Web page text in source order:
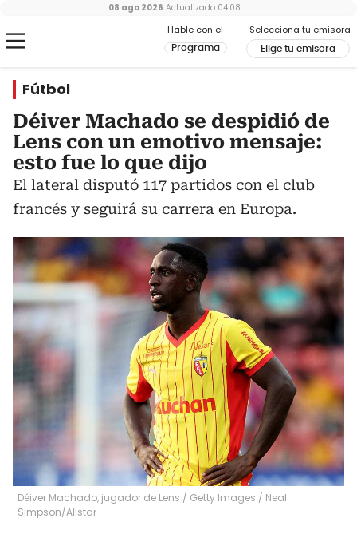
Hable con el
Programa
Selecciona tu emisora
Elige tu emisora
08 ago 2026 Actualizado 04:08
Fútbol
Déiver Machado se despidió de
Lens con un emotivo mensaje:
esto fue lo que dijo
El lateral disputó 117 partidos con el club
francés y seguirá su carrera en Europa.
Déiver Machado, jugador de Lens / Getty Images / Neal
Simpson/Allstar